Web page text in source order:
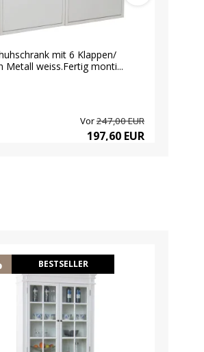
mit 6 Klappen/
Metall weiss.Fertig monti...
Vor247,00 EUR
197,60 EUR
BESTSELLER